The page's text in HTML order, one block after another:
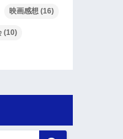
映画感想 (16)
(10)